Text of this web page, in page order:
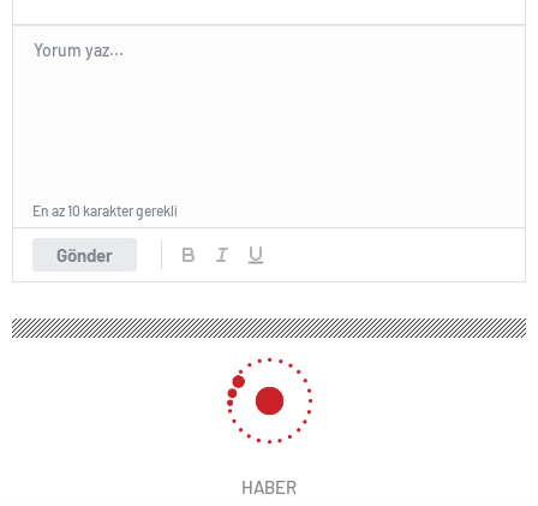
Gönder
En az 10 karakter gerekli
HABER